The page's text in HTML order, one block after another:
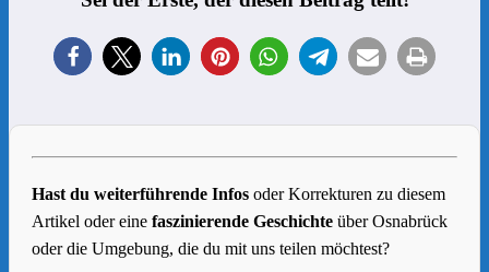
Hast du weiterführende Infos oder Korrekturen zu diesem
Artikel oder eine faszinierende Geschichte über Osnabrück
oder die Umgebung, die du mit uns teilen möchtest?